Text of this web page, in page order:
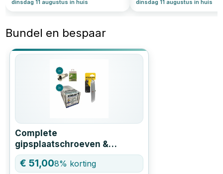
dinsdag 11 augustus in huis dinsdag 11 augustus in huis
Bundel en bespaar
Complete
gipsplaatschroeven &
stanleymes set – direct klaar
voor montage
€51,008% korting